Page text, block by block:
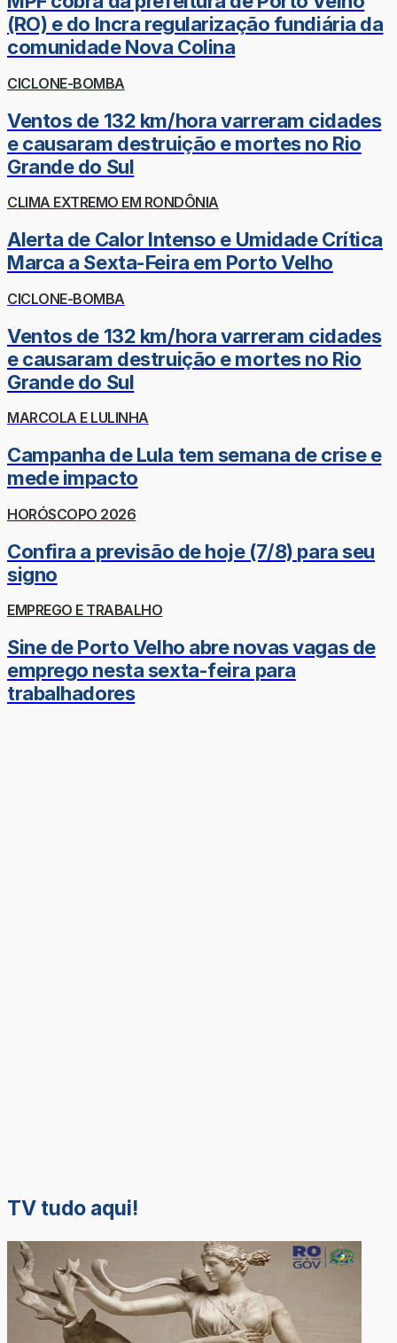
(RO) e do Incra regularização fundiária da
comunidade Nova Colina
CICLONE-BOMBA
Ventos de 132 km/hora varreram cidades
e causaram destruição e mortes no Rio
Grande do Sul
CLIMA EXTREMO EM RONDÔNIA
Alerta de Calor Intenso e Umidade Crítica
Marca a Sexta-Feira em Porto Velho
CICLONE-BOMBA
Ventos de 132 km/hora varreram cidades
e causaram destruição e mortes no Rio
Grande do Sul
MARCOLA E LULINHA
Campanha de Lula tem semana de crise e
mede impacto
HORÓSCOPO 2026
Confira a previsão de hoje (7/8) para seu
signo
EMPREGO E TRABALHO
Sine de Porto Velho abre novas vagas de
emprego nesta sexta-feira para
trabalhadores
TV tudo aqui!